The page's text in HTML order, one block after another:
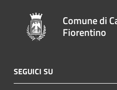
Comune di
Fiorentino
SEGUICI SU